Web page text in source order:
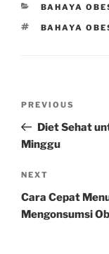
CATEGORIES
BAHAYA
TAGS
BAHAYA
Previous
Post
PREVIOUS
Diet Sehat
Minggu
Next
Post
NEXT
Cara Cepat
Mengonsumsi